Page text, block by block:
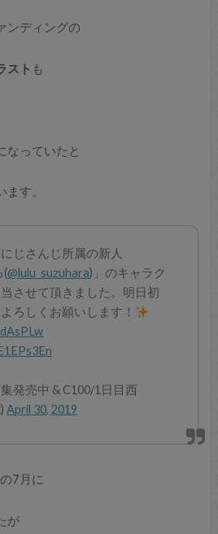
ンディングの
スト も
なっていたと
す。
じさんじ所属の新人
(@lulu_suzuhara)」のキャラク
させて頂きました。明日初
ろしくお願いします！
発売中 & C100/1日目西
April 30, 2019
7月に
が